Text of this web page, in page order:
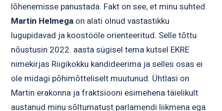
lõhenemisse panustada. Fakt on see, et minu suhted
Martin Helmega on alati olnud vastastikku
lugupidavad ja koostööle orienteeritud. Selle tõttu
nõustusin 2022. aasta sügisel tema kutsel EKRE
nimekirjas Riigikokku kandideerima ja selles osas ei
ole midagi põhimõtteliselt muutunud. Ühtlasi on
Martin erakonna ja fraktsiooni esimehena täielikult
austanud minu sõltumatust parlamendi liikmena ega